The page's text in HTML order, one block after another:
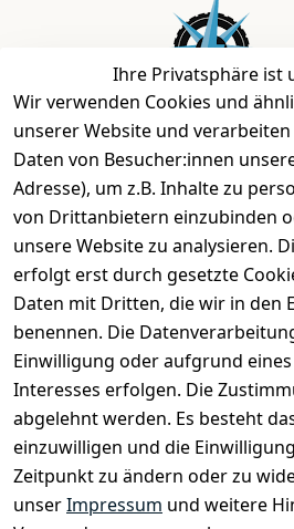
Ihre Privatsphäre ist
Wir verwenden Cookies und
unserer Website und
Daten von Besucher:innen
Adresse), um z.B. Inhalte zu
von Drittanbietern einzubinden
unsere Website zu analysieren.
erfolgt erst durch gesetzte
Daten mit Dritten, die wir in den
benennen. Die
Einwilligung oder aufgrund
Interesses erfolgen. Die
abgelehnt werden. Es besteht
einzuwilligen und die
Zeitpunkt zu ändern oder zu
unserImpressum und weitere
Bei uns findest Du das richtige
2.400 m² bieten wir Dir die beste
Kinderfahrrädern über E-MTBs
Lastenfahrrädern und
EINKAUFEN
› Fahrrad Aachen
› Zahlungs- und
INFORMATIONEN
› Batteriehinweis